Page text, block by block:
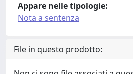
Appare nelle tipologie:
Nota a sentenza
File in questo prodotto: